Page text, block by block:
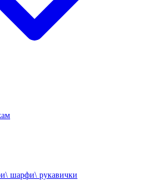
шарфи\ рукавички